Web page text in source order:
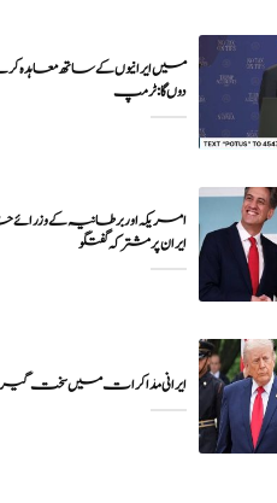
میں ایرانیوں کے ساتھ معاہدہ
دوں گا : ٹرمپ
امریکہ اور برطانیہ کے
ایران پر مشترکہ گفتگو
ایرانی مذاکرات میں سخت گیر